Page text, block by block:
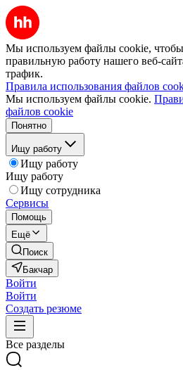
Мы используем файлы cookie, чтобы
правильную работу нашего веб-
трафик.
Правила использования файлов
Мы используем файлы cookie.
файлов cookie
Понятно
Ищу работу
Ищу работу
Ищу работу
Ищу сотрудника
Сервисы
Помощь
Ещё
Поиск
Бакчар
Войти
Войти
Создать резюме
Все разделы